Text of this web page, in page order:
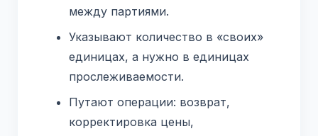
между партиями.
Указывают количество в «своих»
единицах, а нужно в единицах
прослеживаемости.
Путают операции: возврат,
корректировка цены,